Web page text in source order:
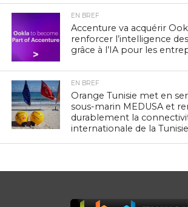
EN BREF
Accenture va acquérir
renforcer l’intelligence
grâce à l’IA pour les
EN BREF
Orange Tunisie met en
sous-marin MEDUSA et
durablement la
internationale de la Tunisie